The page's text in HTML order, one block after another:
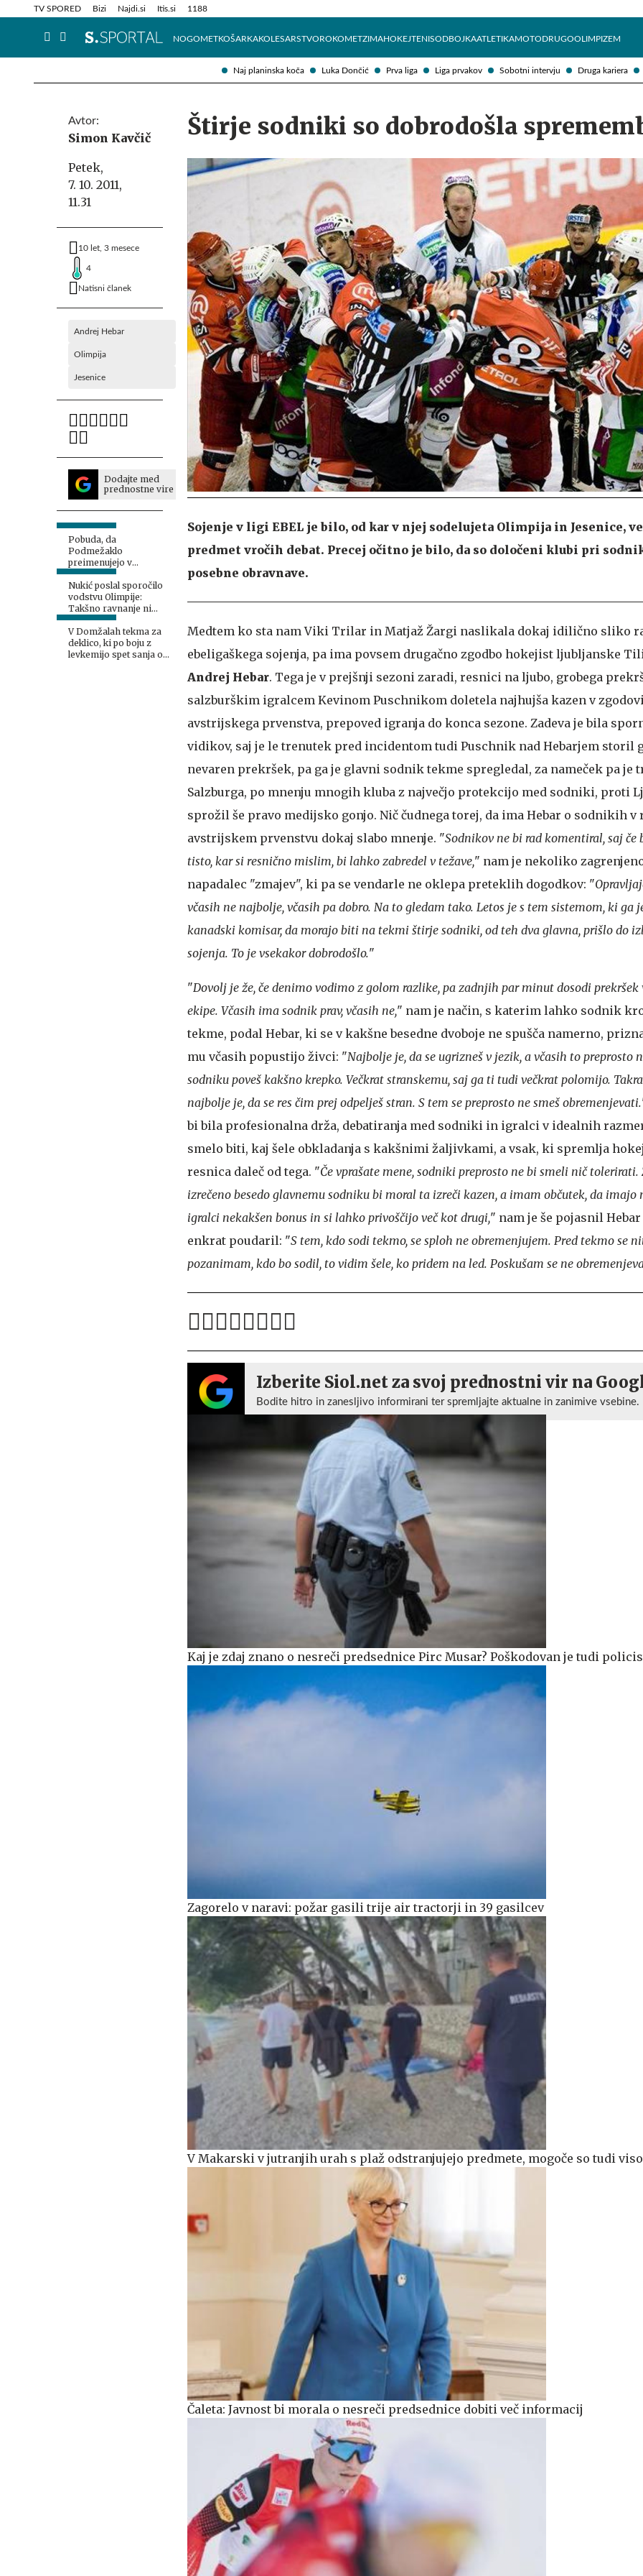
Naj planinska koča Luka Dončić Prva liga Liga prvakov Sobotni intervju Druga kariera
TV SPORED Bizi Najdi.si Itis.si 1188
NOGOMETKOŠARKAKOLESARSTVOROKOMETZIMAHOKEJTENISODBOJKAATLETIKAMOTODRUGOOLIMPIZEM
Info in obvestila Tehnik
Avtor:
Simon Kavčič
Petek,
7. 10. 2011,
11.31
10 let, 3 mesece
4
Natisni članek
Andrej Hebar
Olimpija
Jesenice
Dodajte med
prednostne vire
Pobuda, da
Podmežaklo
preimenujejo v
dvorana Anže Kopitar
Nukić poslal sporočilo
vodstvu Olimpije:
Takšno ravnanje ni
dopustno
V Domžalah tekma za
deklico, ki po boju z
levkemijo spet sanja o
Štirje sodniki so dobrodošla
Sojenje v ligi EBEL je bilo, od kar v njej sodelujeta Olimpija in Jesenice,
predmet vročih debat. Precej očitno je bilo, da so določeni klubi pri
posebne obravnave.
Medtem ko sta nam Viki Trilar in Matjaž Žargi naslikala dokaj idilično sliko
ebeligaškega sojenja, pa ima povsem drugačno zgodbo hokejist ljubljanske
Andrej Hebar. Tega je v prejšnji sezoni zaradi, resnici na ljubo, grobega
salzburškim igralcem Kevinom Puschnikom doletela najhujša kazen v
avstrijskega prvenstva, prepoved igranja do konca sezone. Zadeva je bila
vidikov, saj je le trenutek pred incidentom tudi Puschnik nad Hebarjem storil
nevaren prekršek, pa ga je glavni sodnik tekme spregledal, za nameček pa je
Salzburga, po mnenju mnogih kluba z največjo protekcijo med sodniki, proti
sprožil še pravo medijsko gonjo. Nič čudnega torej, da ima Hebar o sodnikih v
avstrijskem prvenstvu dokaj slabo mnenje. "Sodnikov ne bi rad komentiral, saj če
tisto, kar si resnično mislim, bi lahko zabredel v težave," nam je nekoliko
napadalec "zmajev", ki pa se vendarle ne oklepa preteklih dogodkov: "
včasih ne najbolje, včasih pa dobro. Na to gledam tako. Letos je s tem sistemom, ki ga
kanadski komisar, da morajo biti na tekmi štirje sodniki, od teh dva glavna, prišlo do
sojenja. To je vsekakor dobrodošlo."
"Dovolj je že, če denimo vodimo z golom razlike, pa zadnjih par minut dosodi prekršek
ekipe. Včasih ima sodnik prav, včasih ne," nam je način, s katerim lahko sodnik
tekme, podal Hebar, ki se v kakšne besedne dvoboje ne spušča namerno,
mu včasih popustijo živci: "Najbolje je, da se ugrizneš v jezik, a včasih to preprosto
sodniku poveš kakšno krepko. Večkrat stranskemu, saj ga ti tudi večkrat polomijo.
najbolje je, da se res čim prej odpelješ stran. S tem se preprosto ne smeš obremenjevati.
bi bila profesionalna drža, debatiranja med sodniki in igralci v idealnih
smelo biti, kaj šele obkladanja s kakšnimi žaljivkami, a vsak, ki spremlja
resnica daleč od tega. "Če vprašate mene, sodniki preprosto ne bi smeli nič tolerirati.
izrečeno besedo glavnemu sodniku bi moral ta izreči kazen, a imam občutek, da imajo
igralci nekakšen bonus in si lahko privoščijo več kot drugi," nam je še pojasnil Hebar
enkrat poudaril: "S tem, kdo sodi tekmo, se sploh ne obremenjujem. Pred tekmo se
pozanimam, kdo bo sodil, to vidim šele, ko pridem na led. Poskušam se ne
Izberite Siol.net za svoj prednostni vir na
Bodite hitro in zanesljivo informirani ter spremljajte aktualne in zanimive vsebine.
Kaj je zdaj znano o nesreči predsednice Pirc Musar? Poškodovan je tudi
Zagorelo v naravi: požar gasili trije air tractorji in 39 gasilcev
V Makarski v jutranjih urah s plaž odstranjujejo predmete, mogoče so tudi
Čaleta: Javnost bi morala o nesreči predsednice dobiti več informacij